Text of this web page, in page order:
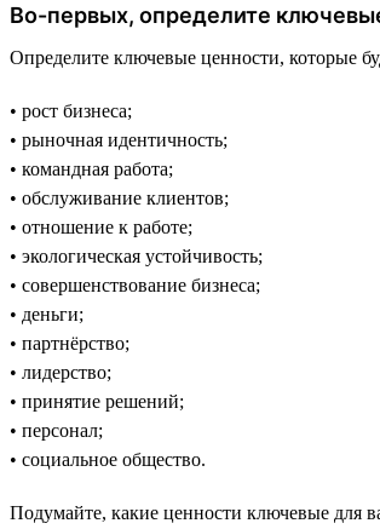
Во-первых, определите
Определите ключевые ценности, которые
• рост бизнеса;
• рыночная идентичность;
• командная работа;
• обслуживание клиентов;
• отношение к работе;
• экологическая устойчивость;
• совершенствование бизнеса;
• деньги;
• партнёрство;
• лидерство;
• принятие решений;
• персонал;
• социальное общество.
Подумайте, какие ценности ключевые для